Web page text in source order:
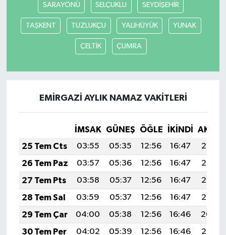
SARAYÖNÜ SELÇUKLU SEYDİŞEHİR
TAŞKENT TUZLUKÇU YALIHÜYÜK YUNAK
ÇELTİK ÇUMRA
EMİRGAZİ AYLIK NAMAZ VAKITLERI
İMSAK GÜNEŞ ÖĞLE İKINDI
25 Tem Cts
03:55 05:35 12:56 16:47
20:08
26 Tem Paz
03:57 05:36 12:56 16:47
20:07
27 Tem Pts
03:58 05:37 12:56 16:47
20:06
28 Tem Sal
03:59 05:37 12:56 16:47
20:05
29 Tem Çar
04:00 05:38 12:56 16:46
20:04
30 Tem Per
04:02 05:39 12:56 16:46
20:03